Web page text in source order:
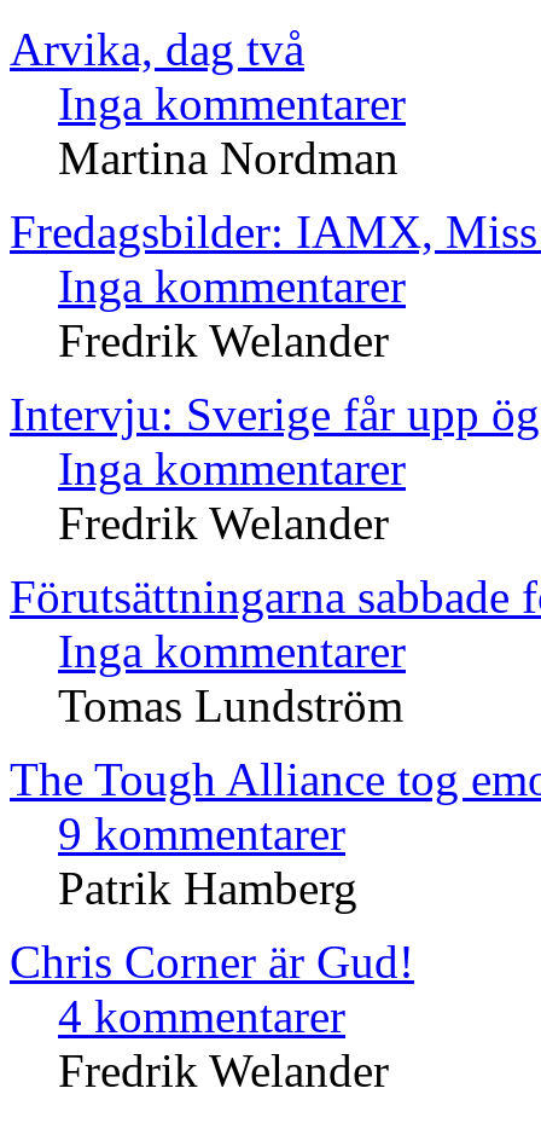
Arvika, dag två
Inga kommentarer
Martina Nordman
Fredagsbilder: IAMX,
Inga kommentarer
Fredrik Welander
Intervju: Sverige får upp
Inga kommentarer
Fredrik Welander
Förutsättningarna sabbade
Inga kommentarer
Tomas Lundström
The Tough Alliance tog
9 kommentarer
Patrik Hamberg
Chris Corner är Gud!
4 kommentarer
Fredrik Welander